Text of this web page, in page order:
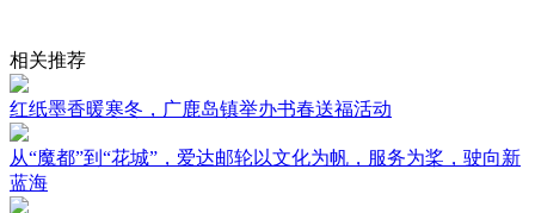
相关推荐
红纸墨香暖寒冬，广鹿岛镇举办书春送福活动
从“魔都”到“花城”，爱达邮轮以文化为帆，服务为桨，驶向新
蓝海